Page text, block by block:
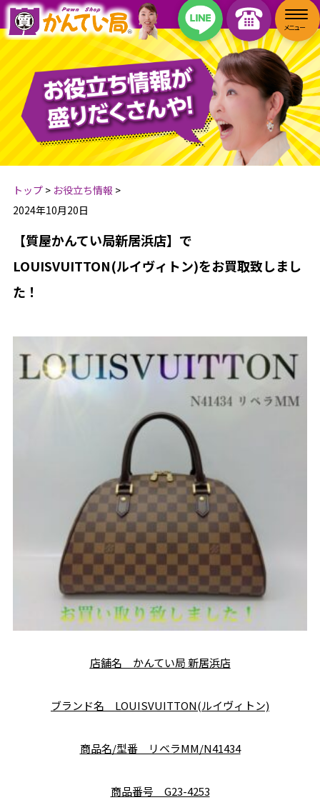
トップ> お役立ち情報 >
2024年10月20日
【質屋かんてい局新居浜店】で
LOUISVUITTON(ルイヴィトン)をお買取致しまし
た！
店舗名 かんてい局 新居浜店
ブランド名 LOUISVUITTON(ルイヴィトン)
商品名/型番 リベラMM/N41434
商品番号 G23-4253